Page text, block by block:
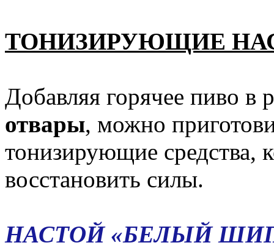
ТОНИЗИРУЮЩИЕ
Добавляя горячее пиво в
отвары, можно
тонизирующие средства,
восстановить силы.
НАСТОЙ «БЕЛЫЙ